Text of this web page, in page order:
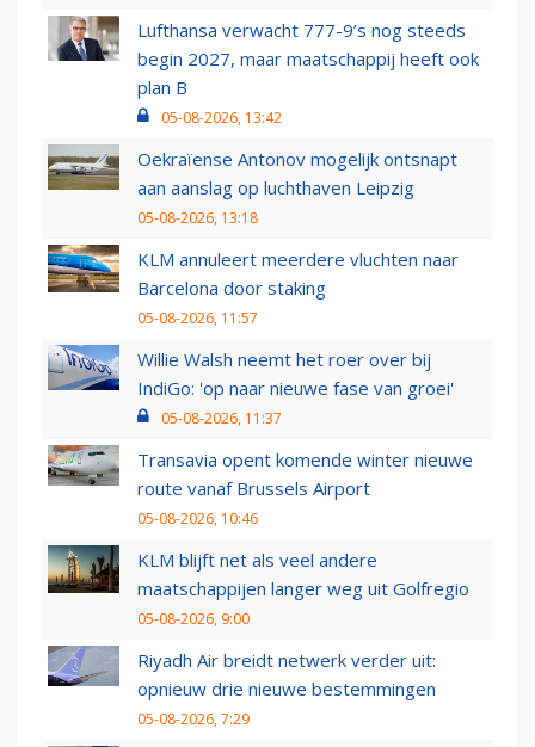
Lufthansa verwacht 777-9’s nog steeds
begin 2027, maar maatschappij heeft ook
plan B
05-08-2026, 13:42
Oekraïense Antonov mogelijk ontsnapt
aan aanslag op luchthaven Leipzig
05-08-2026, 13:18
KLM annuleert meerdere vluchten naar
Barcelona door staking
05-08-2026, 11:57
Willie Walsh neemt het roer over bij
IndiGo: 'op naar nieuwe fase van groei'
05-08-2026, 11:37
Transavia opent komende winter nieuwe
route vanaf Brussels Airport
05-08-2026, 10:46
KLM blijft net als veel andere
maatschappijen langer weg uit Golfregio
05-08-2026, 9:00
Riyadh Air breidt netwerk verder uit:
opnieuw drie nieuwe bestemmingen
05-08-2026, 7:29